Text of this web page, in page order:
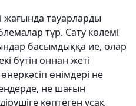
жағында тауарларды
тұр. Сату көлемі
басымдыққа ие, олар
бүтін оннан жеті
өнімдері не
не шағын
көптеген ұсақ